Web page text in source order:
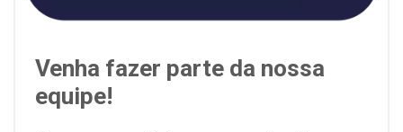
Venha fazer parte da nossa
equipe!